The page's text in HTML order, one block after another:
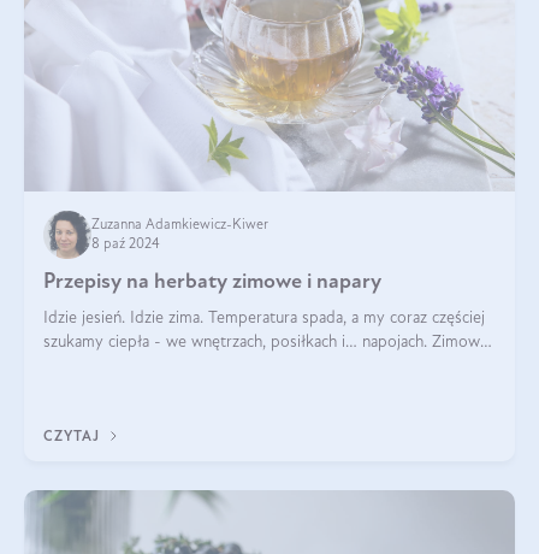
Zuzanna Adamkiewicz-Kiwer
8 paź 2024
Przepisy na herbaty zimowe i napary
Idzie jesień. Idzie zima. Temperatura spada, a my coraz częściej
szukamy ciepła - we wnętrzach, posiłkach i… napojach. Zimowe
CZYTAJ